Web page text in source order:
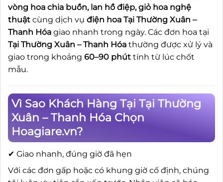
vòng hoa chia buồn, lan hồ điệp, giỏ hoa nghệ
thuật cùng dịch vụ điện hoa Tại Thường Xuân –
Thanh Hóa giao nhanh trong ngày. Các đơn hoa tại
Tại Thường Xuân – Thanh Hóa thường được xử lý và
giao trong khoảng 60–90 phút tính từ lúc chốt
mẫu.
Vì Sao Khách Hàng Tại Tại Thường
Xuân – Thanh Hóa Chọn
Hoagiare.vn?
✔ Giao nhanh, đúng giờ đã hẹn
Với các đơn gấp hoặc có khung giờ cố định, chúng